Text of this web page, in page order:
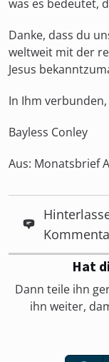
was es bedeutet,
Danke, dass du
weltweit mit der
Jesus
In Ihm verbunden,
Bayless Conley
Aus: Monatsbrief
Hat
Dann teile ihn
ihn weiter,